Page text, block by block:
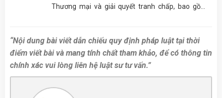
Thương mại và giải quyết tranh chấp, bao gồm
“Nội dung bài viết dẫn chiếu quy định pháp luật tại thời
điểm viết bài và mang tính chất tham khảo, để có thông tin
chính xác vui lòng liên hệ luật sư tư vấn.”